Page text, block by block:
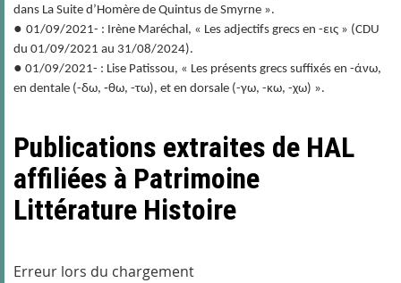
dans La Suite d’Homère de Quintus de Smyrne ».
● 01/09/2021- : Irène Maréchal, « Les adjectifs grecs en -εις » (CDU
du 01/09/2021 au 31/08/2024).
● 01/09/2021- : Lise Patissou, « Les présents grecs suffixés en -άνω,
en dentale (-δω, ‑θω, -τω), et en dorsale (-γω, -κω, -χω) ».
Publications extraites de HAL
affiliées à Patrimoine
Littérature Histoire
Erreur lors du chargement